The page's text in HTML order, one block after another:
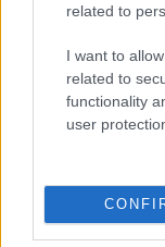
related to
I want to
related to
functionality
user
E-mail cím